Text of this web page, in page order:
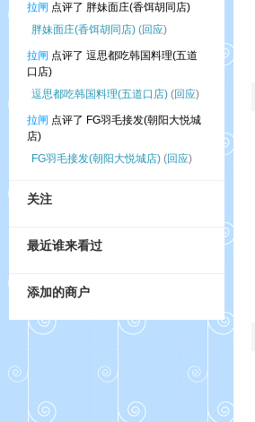
拉闸 点评了 胖妹面庄(香饵胡同店)
胖妹面庄(香饵胡同店) (回应)
拉闸 点评了 逗思都吃韩国料理(五道
口店)
逗思都吃韩国料理(五道口店) (回应)
拉闸 点评了 FG羽毛接发(朝阳大悦城
店)
FG羽毛接发(朝阳大悦城店) (回应)
关注
最近谁来看过
添加的商户